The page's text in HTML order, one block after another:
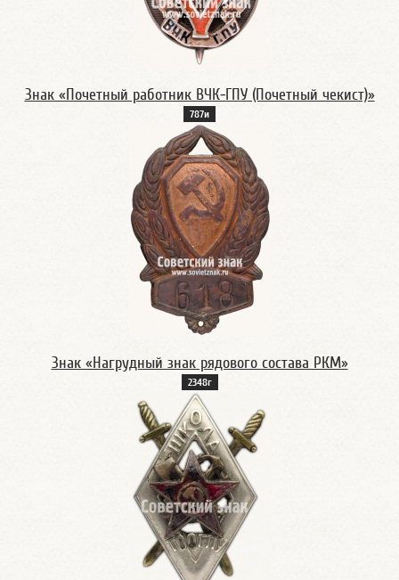
Знак «Почетный работник ВЧК-ГПУ (Почетный чекист)»
787и
Знак «Нагрудный знак рядового состава РКМ»
2348г